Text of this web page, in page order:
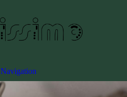
Navigation